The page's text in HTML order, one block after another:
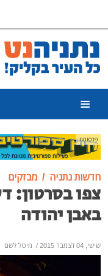
פרסומת
חדשות נתניה מבזקים
צפו בסרטון:
באבן יהודה
שישי, 04 דצמבר 2015 / מיטל לשם